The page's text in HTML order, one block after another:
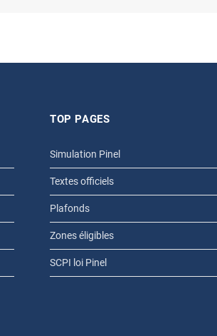
TOP PAGES
Simulation Pinel
Textes officiels
Plafonds
Zones éligibles
SCPI loi Pinel